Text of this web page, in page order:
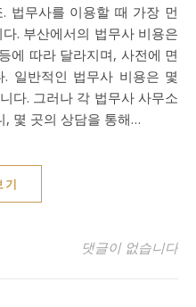
법무사를 이용할 때 가장 먼
. 부산에서의 법무사 비용은
에 따라 달라지며, 사전에 면
일반적인 법무사 비용은 몇
다. 그러나 각 법무사 사무소
, 몇 곳의 상담을 통해…
기
댓글이 없습니다